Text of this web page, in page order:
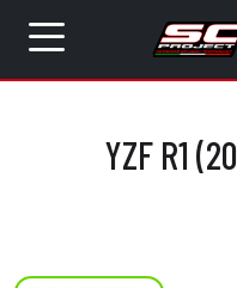
YZF R1